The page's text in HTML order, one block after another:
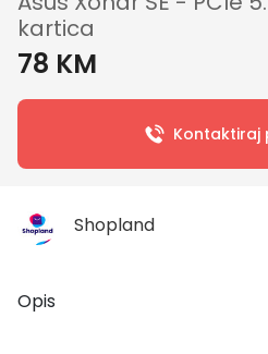
kartica
78 KM
Kontaktiraj
Shopland
Opis